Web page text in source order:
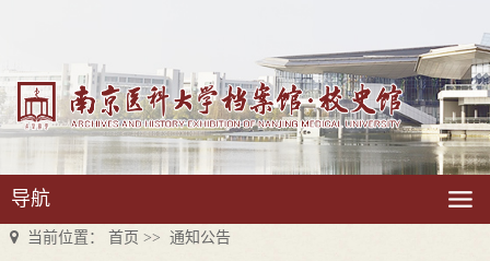
导航
当前位置： 首页 >> 通知公告